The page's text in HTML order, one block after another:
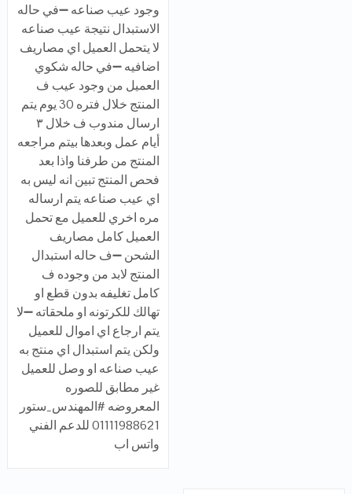
وجود عيب صناعه ➖في حاله
الاستبدال نتيجة عيب صناعه
لا يتحمل العميل اي مصاريف
اضافيه ➖في حاله شكوي
العميل من وجود عيب ف
المنتج خلال فتره 30 يوم يتم
ارسال مندوب ف خلال ٣
أيام عمل وبعدها بيتم مراجعه
المنتج من طرفنا واذا بعد
فحص المنتج تبين انه ليس به
اي عيب صناعه يتم ارساله
مره اخري للعميل مع تحمل
العميل كامل مصاريف
الشحن ➖ف حاله استبدال
المنتج لابد من وجوده ف
كامل تغليفه بدون قطع او
تهالك للكرتونه او ملحقاته ➖لا
يتم ارجاع اي اموال للعميل
ولكن يتم استبدال اي منتج به
عيب صناعه او وصل للعميل
غير مطابق للصوره
المعروضه #المهندس_ستور
01111988621 للدعم الفني
واتس اب